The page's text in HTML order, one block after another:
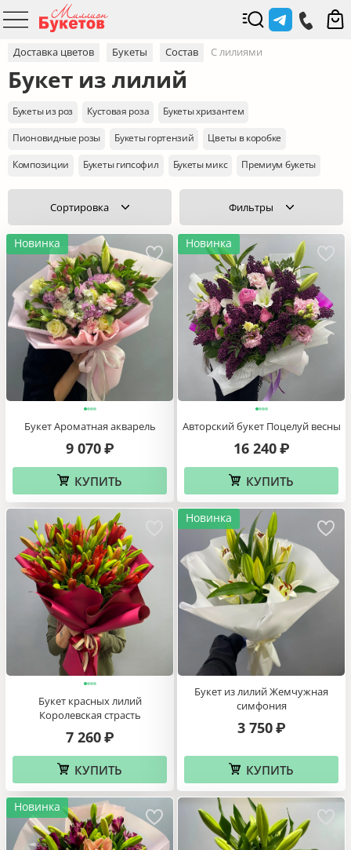
Доставка цветов Букеты Состав С лилиями
Букет из лилий
Букеты из роз Кустовая роза
Букеты хризантем
Пионовидные розы
Букеты гортензий
Цветы в коробке
Композиции
Букеты гипсофил Букеты микс Премиум букеты
Сортировка Фильтры
Новинка
Букет Ароматная акварель
9 070 ₽
КУПИТЬ
Новинка
Авторский букет Поцелуй весны
16 240 ₽
КУПИТЬ
Букет красных лилий
Королевская страсть
7 260 ₽
КУПИТЬ
Новинка
Букет из лилий Жемчужная
симфония
3 750 ₽
КУПИТЬ
Новинка